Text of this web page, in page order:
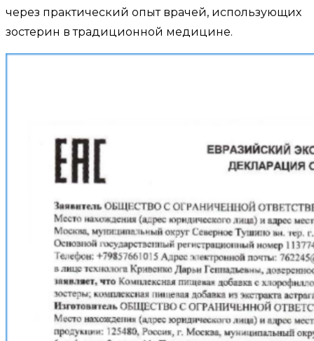
через практический опыт врачей, использующих
зостерин в традиционной медицине.